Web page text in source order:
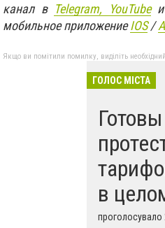
канал в Telegram, YouTubeи
мобильное приложениеIOS/
Якщо ви помітили помилку, виділіть
ГОЛОС МІСТА
в
проголосувало